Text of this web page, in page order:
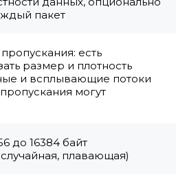
пакет
есть
размер и плотность
и всплывающие потоки
могут
до 16384 байт
плавающая)